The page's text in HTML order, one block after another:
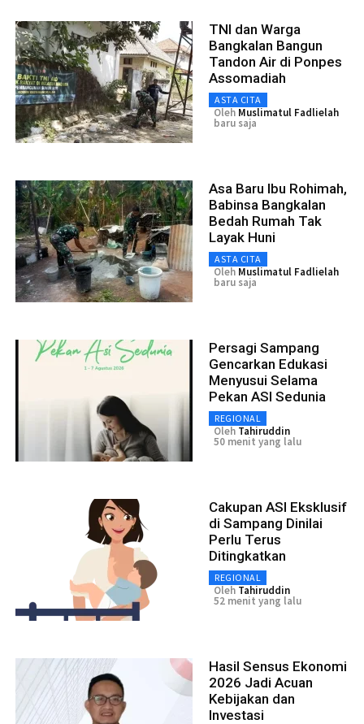
TNI dan Warga
Bangkalan Bangun
Tandon Air di Ponpes
Assomadiah
ASTA CITA
Oleh Muslimatul Fadlielah
baru saja
Asa Baru Ibu Rohimah,
Babinsa Bangkalan
Bedah Rumah Tak
Layak Huni
ASTA CITA
Oleh Muslimatul Fadlielah
baru saja
Persagi Sampang
Gencarkan Edukasi
Menyusui Selama
Pekan ASI Sedunia
REGIONAL
Oleh Tahiruddin
50 menit yang lalu
Cakupan ASI Eksklusif
di Sampang Dinilai
Perlu Terus
Ditingkatkan
REGIONAL
Oleh Tahiruddin
52 menit yang lalu
Hasil Sensus Ekonomi
2026 Jadi Acuan
Kebijakan dan
Investasi